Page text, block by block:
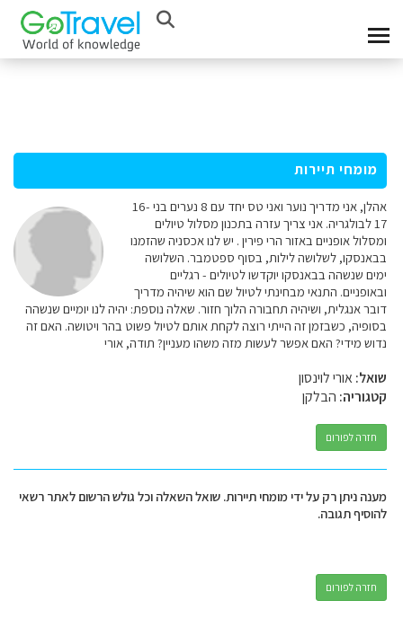
מומחי תיירות
אהלן, אני מדריך נוער ואני טס יחד עם 8 נערים בני 16-
17 לבולגריה. אני צריך עזרה בתכנון מסלול טיולים
ומסלול אופניים באזור הרי פירין . יש לנו אכסניה שהזמנו
בבאנסקו, לשלושה לילות, בסוף ספטמבר. השלושה
ימים שנשהה בבאנסקו יוקדשו לטיולים - רגליים
ובאופניים. התנאי מבחינתי לטיול שם הוא שיהיה מדריך
דובר אנגלית, ושיהיה תחבורה הלוך חזור. שאלה נוספת: יהיה לנו יומיים שנשהה
בסופיה, כשבזמן זה הייתי רוצה לקחת אותם לטיול פשוט בהר ויטושה. האם זה
נדוש מידי? האם אפשר לעשות מזה משהו מעניין? תודה, אורי
שואל:אורי לוינסון
קטגוריה: הבלקן
חזרה לפורום
מענה ניתן רק על ידי מומחי תיירות. שואל השאלה וכל גולש הרשום לאתר רשאי
להוסיף תגובה.
חזרה לפורום